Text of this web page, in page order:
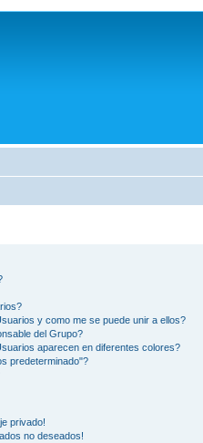
y como me se puede unir a ellos?
del Grupo?
aparecen en diferentes colores?
predeterminado"?
privado!
no deseados!